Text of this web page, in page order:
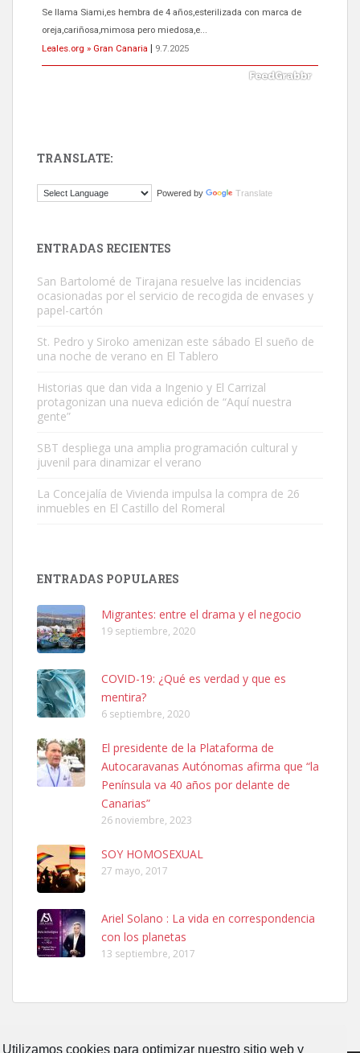
Utilizamos cookies para optimizar nuestro sitio web y
El ayuntamiento se va a llevar a Los Gatos callejeros de la zona los
próximos días, ella incluida...
Leales.org » Gran Canaria
9.7.2025
Este gato macho ha aparecido en la calle hace menos de un mes,
Busco adopción responsable para mi perra. Pastor alemán,
hembra, 4 años. Por motivos personales ...
Leales.org » Gran Canaria
Leales.org » Gran Canaria
Ninfa perdida
El día 5 se los perdió una ninfa papillera, asustada tiene miedo a la
calle, se perdió por la zon...
Leales.org » Gran Canaria
6.7.2025
Adopcion
Busco casa de acogida para mi perrita ya que por temas de trabajo
no la puedo tener. Solo gente r...
TRANSLATE:
Powered by Translate
ENTRADAS RECIENTES
San Bartolomé de Tirajana resuelve las incidencias
ocasionadas por el servicio de recogida de envases y
papel-cartón
St. Pedro y Siroko amenizan este sábado El sueño de
una noche de verano en El Tablero
Historias que dan vida a Ingenio y El Carrizal
protagonizan una nueva edición de “Aquí nuestra
gente”
SBT despliega una amplia programación cultural y
juvenil para dinamizar el verano
La Concejalía de Vivienda impulsa la compra de 26
inmuebles en El Castillo del Romeral
ENTRADAS POPULARES
Migrantes: entre el drama y el negocio
19 septiembre, 2020
COVID-19: ¿Qué es verdad y que es
mentira?
6 septiembre, 2020
El presidente de la Plataforma de
Autocaravanas Autónomas afirma que “la
Península va 40 años por delante de
Canarias”
26 noviembre, 2023
SOY HOMOSEXUAL
27 mayo, 2017
Ariel Solano : La vida en correspondencia
con los planetas
13 septiembre, 2017